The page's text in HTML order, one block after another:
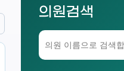
의원검색